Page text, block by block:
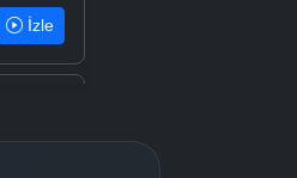
İzle